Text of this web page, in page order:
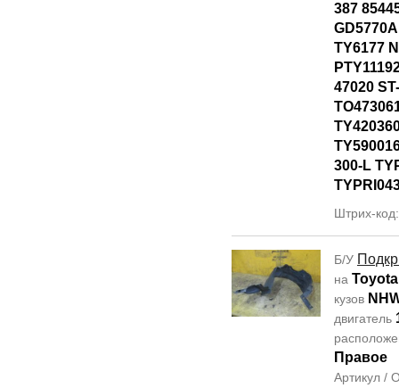
387
TY6177
47020
300-L
Штрих-
Б/У
на
кузов
двигатель
Правое
Артикул /